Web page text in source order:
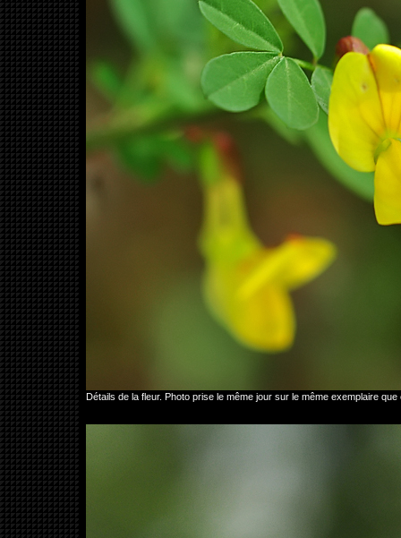
Détails de la fleur. Photo prise le même jour sur le même exemplaire